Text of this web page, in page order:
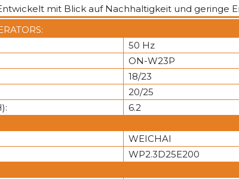
mit Blick auf Nachhaltigkeit und geringe
50 Hz
ON-W23P
18/23
20/25
6.2
WEICHAI
WP2.3D25E200